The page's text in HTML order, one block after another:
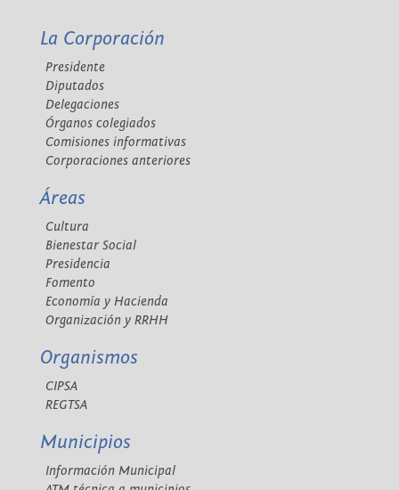
La Corporación
Presidente
Diputados
Delegaciones
Órganos colegiados
Comisiones informativas
Corporaciones anteriores
Áreas
Cultura
Bienestar Social
Presidencia
Fomento
Economía y Hacienda
Organización y RRHH
Organismos
CIPSA
REGTSA
Municipios
Información Municipal